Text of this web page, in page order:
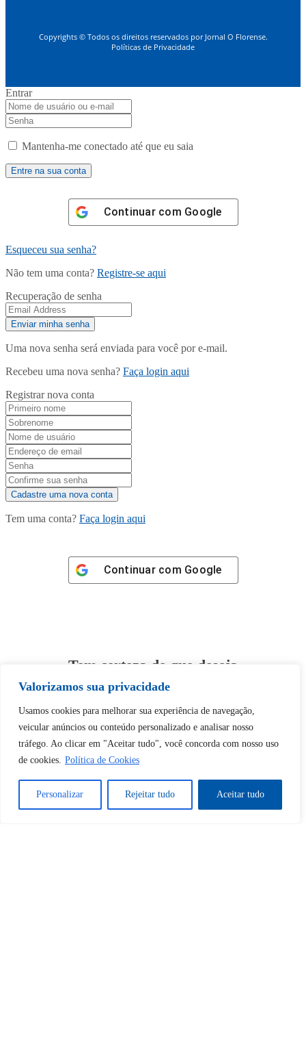
Valorizamos sua privacidade
Usamos cookies para melhorar sua experiência de navegação,
veicular anúncios ou conteúdo personalizado e analisar nosso
tráfego. Ao clicar em "Aceitar tudo", você concorda com nosso uso
de cookies. Política de Cookies
Personalizar Rejeitar tudo Aceitar tudo
Copyrights © Todos os direitos reservados por Jornal O Florense.
Políticas de Privacidade
Entrar
Mantenha-me conectado até que eu saia
Continuar com Google
Esqueceu sua senha?
Não tem uma conta? Registre-se aqui
Recuperação de senha
Uma nova senha será enviada para você por e-mail.
Recebeu uma nova senha? Faça login aqui
Registrar nova conta
Tem uma conta? Faça login aqui
Continuar com Google
Tem certeza de que deseja
desbloquear esta publicação?
Desbloquear esquerda : 0
Sim